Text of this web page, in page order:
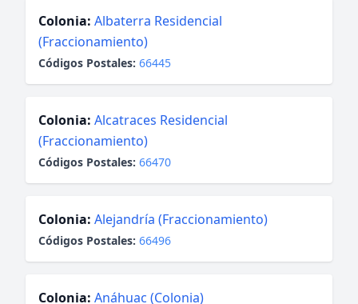
Colonia: Albaterra Residencial
(Fraccionamiento)
Códigos Postales: 66445
Colonia: Alcatraces Residencial
(Fraccionamiento)
Códigos Postales: 66470
Colonia: Alejandría (Fraccionamiento)
Códigos Postales: 66496
Colonia: Anáhuac (Colonia)